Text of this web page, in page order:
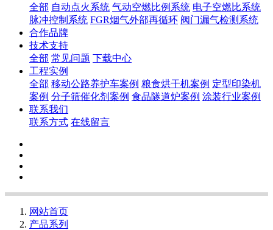
全部 自动点火系统 气动空燃比例系统 电子空燃比系统
脉冲控制系统 FGR烟气外部再循环 阀门漏气检测系统
合作品牌
技术支持
全部 常见问题 下载中心
工程实例
全部 移动公路养护车案例 粮食烘干机案例 定型印染机
案例 分子筛催化剂案例 食品隧道炉案例 涂装行业案例
联系我们
联系方式 在线留言
网站首页
产品系列